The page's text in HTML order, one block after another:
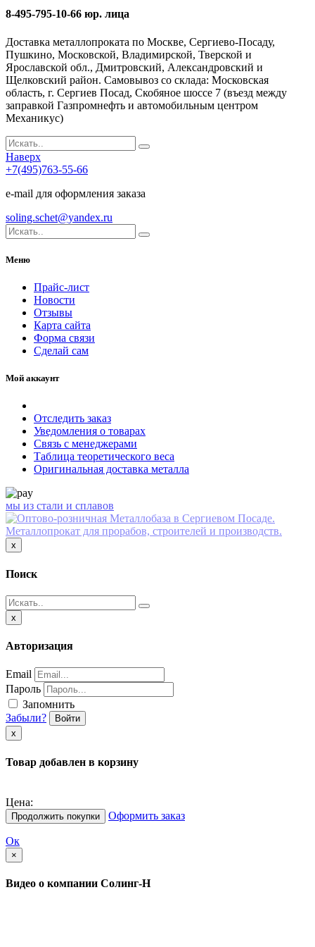
8-495-795-10-66 юр. лица
Доставка металлопроката по Москве, Сергиево-Посаду,
Пушкино, Московской, Владимирской, Тверской и
Ярославской обл., Дмитровский, Александровский и
Щелковский район. Самовывоз со склада: Московская
область, г. Сергиев Посад, Скобяное шоссе 7 (въезд между
заправкой Газпромнефть и автомобильным центром
Механикус)
Наверх
+7(495)763-55-66
e-mail для оформления заказа
soling.schet@yandex.ru
Меню
Прайс-лист
Новости
Отзывы
Карта сайта
Форма связи
Сделай сам
Мой аккаунт
Отследить заказ
Уведомления о товарах
Связь с менеджерами
Таблица теоретического веса
Оригинальная доставка металла
мы из стали и сплавов
x
Поиск
x
Авторизация
Email
Пароль
Запомнить
Забыли?
Войти
х
Товар добавлен в корзину
Цена:
Продолжить покупки Оформить заказ
Ок
×
Видео о компании Солинг-Н